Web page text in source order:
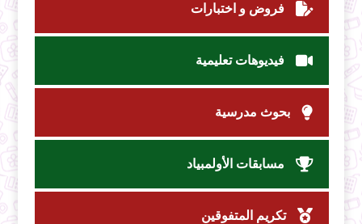
فروض و اختبارات
فيديوهات تعليمية
بحوث مدرسية
مسابقات الأولمبياد
تكريم المتفوقين